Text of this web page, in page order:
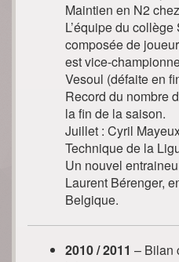
Maintien en N2
L’équipe du
composée de
est vice-
Vesoul (défaite en
Record du nombre
la fin de la saison.
Juillet : Cyril
Technique de la
Un nouvel
Laurent Bérenger,
Belgique.
2010 / 2011 – Bilan